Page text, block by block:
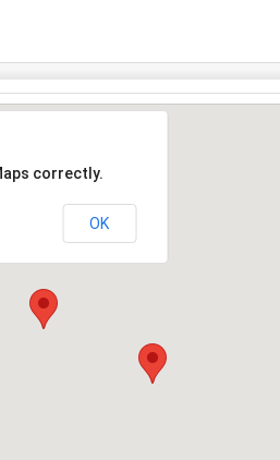
correctly.
OK